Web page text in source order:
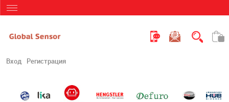
Вход Регистрация